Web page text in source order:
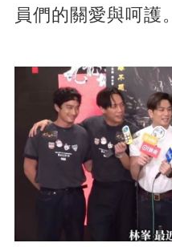
員們的關愛與呵護。